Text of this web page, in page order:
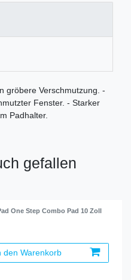
gröbere Verschmutzung. -
Fenster. - Starker
Padhalter.
gefallen
One Step Combo Pad 10 Zoll
den Warenkorb